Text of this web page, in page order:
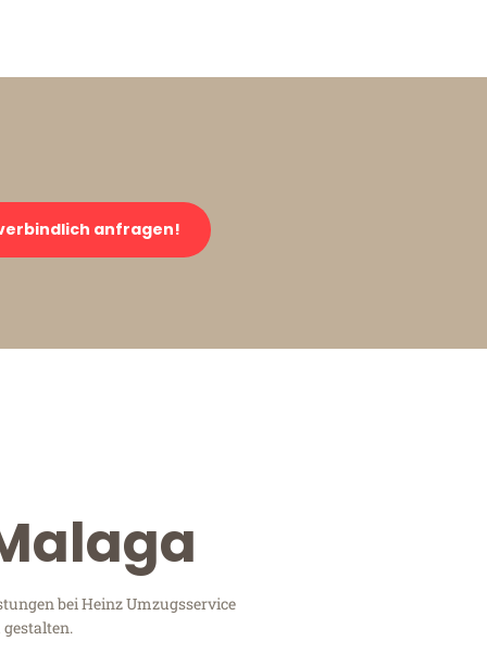
anfragen!
bei Heinz Umzugsservice